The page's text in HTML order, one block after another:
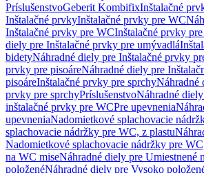
PríslušenstvoGeberit KombifixInštalačné
Inštalačné prvkyInštalačné prvky pre WC
Inštalačné prvky pre WCInštalačné prvky
diely pre Inštalačné prvky pre umývadlá
bidetyNáhradné diely pre Inštalačné prvky
prvky pre pisoáreNáhradné diely pre
pisoáreInštalačné prvky pre sprchyNáhradné
prvky pre sprchyPríslušenstvoNáhradné
inštalačné prvky pre WCPre upevnenia
upevneniaNadomietkové splachovacie
splachovacie nádržky pre WC, z plastu
Nadomietkové splachovacie nádržky pre
na WC miseNáhradné diely pre Umiestnené
položenéNáhradné diely pre Vysoko